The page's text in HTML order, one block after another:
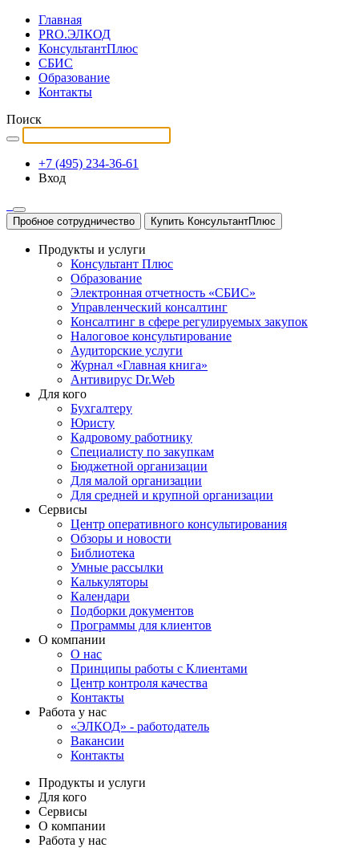
Главная
PRO.ЭЛКОД
КонсультантПлюс
СБИС
Образование
Контакты
Поиск
+7 (495) 234-36-61
Вход
Пробное сотрудничество Купить КонсультантПлюс
Продукты и услуги
Консультант Плюс
Образование
Электронная отчетность «СБИС»
Управленческий консалтинг
Консалтинг в сфере регулируемых закупок
Налоговое консультирование
Аудиторские услуги
Журнал «Главная книга»
Антивирус Dr.Web
Для кого
Бухгалтеру
Юристу
Кадровому работнику
Специалисту по закупкам
Бюджетной организации
Для малой организации
Для средней и крупной организации
Сервисы
Центр оперативного консультирования
Обзоры и новости
Библиотека
Умные рассылки
Калькуляторы
Календари
Подборки документов
Программы для клиентов
О компании
О нас
Принципы работы с Клиентами
Центр контроля качества
Контакты
Работа у нас
«ЭЛКОД» - работодатель
Вакансии
Контакты
Продукты и услуги
Для кого
Сервисы
О компании
Работа у нас